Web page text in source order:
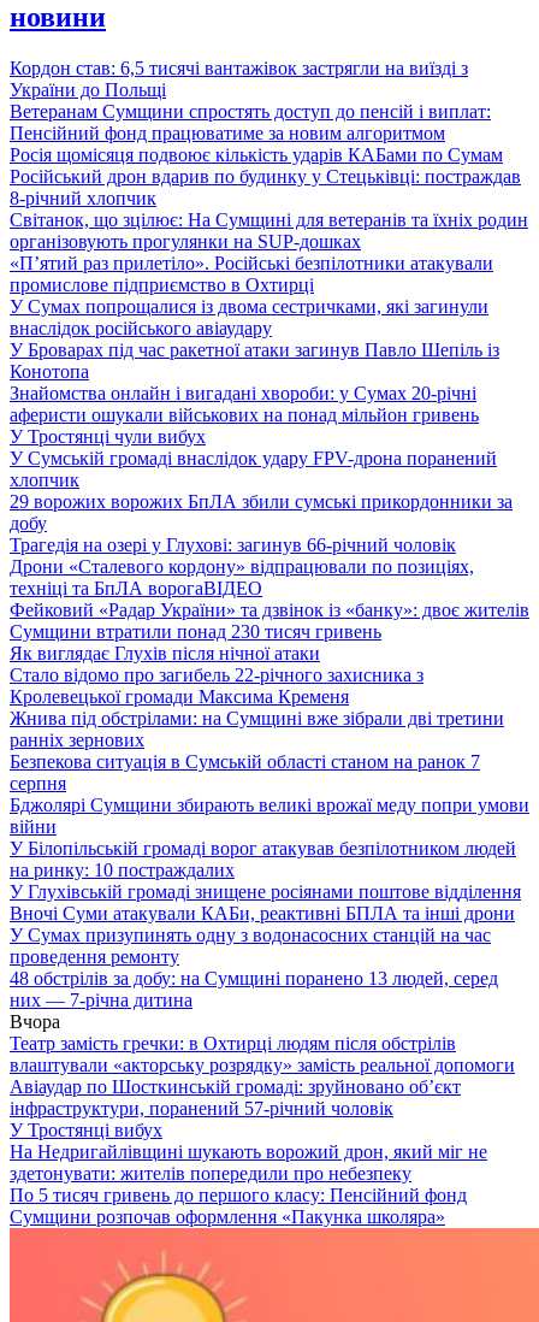
новини
Кордон став: 6,5 тисячі вантажівок застрягли на виїзді з
України до Польщі
Ветеранам Сумщини спростять доступ до пенсій і виплат:
Пенсійний фонд працюватиме за новим алгоритмом
Росія щомісяця подвоює кількість ударів КАБами по Сумам
Російський дрон вдарив по будинку у Стецьківці: постраждав
8-річний хлопчик
Світанок, що зцілює: На Сумщині для ветеранів та їхніх родин
організовують прогулянки на SUP-дошках
«П’ятий раз прилетіло». Російські безпілотники атакували
промислове підприємство в Охтирці
У Сумах попрощалися із двома сестричками, які загинули
внаслідок російського авіаудару
У Броварах під час ракетної атаки загинув Павло Шепіль із
Конотопа
Знайомства онлайн і вигадані хвороби: у Сумах 20-річні
аферисти ошукали військових на понад мільйон гривень
У Тростянці чули вибух
У Сумській громаді внаслідок удару FPV-дрона поранений
хлопчик
29 ворожих ворожих БпЛА збили сумські прикордонники за
добу
Трагедія на озері у Глухові: загинув 66-річний чоловік
Дрони «Сталевого кордону» відпрацювали по позиціях,
техніці та БпЛА ворогаВІДЕО
Фейковий «Радар України» та дзвінок із «банку»: двоє жителів
Сумщини втратили понад 230 тисяч гривень
Як виглядає Глухів після нічної атаки
Стало відомо про загибель 22-річного захисника з
Кролевецької громади Максима Кременя
Жнива під обстрілами: на Сумщині вже зібрали дві третини
ранніх зернових
Безпекова ситуація в Сумській області станом на ранок 7
серпня
Бджолярі Сумщини збирають великі врожаї меду попри умови
війни
У Білопільській громаді ворог атакував безпілотником людей
на ринку: 10 постраждалих
У Глухівській громаді знищене росіянами поштове відділення
Вночі Суми атакували КАБи, реактивні БПЛА та інші дрони
У Сумах призупинять одну з водонасосних станцій на час
проведення ремонту
48 обстрілів за добу: на Сумщині поранено 13 людей, серед
них — 7-річна дитина
Вчора
Театр замість гречки: в Охтирці людям після обстрілів
влаштували «акторську розрядку» замість реальної допомоги
Авіаудар по Шосткинській громаді: зруйновано об’єкт
інфраструктури, поранений 57-річний чоловік
У Тростянці вибух
На Недригайлівщині шукають ворожий дрон, який міг не
здетонувати: жителів попередили про небезпеку
По 5 тисяч гривень до першого класу: Пенсійний фонд
Сумщини розпочав оформлення «Пакунка школяра»